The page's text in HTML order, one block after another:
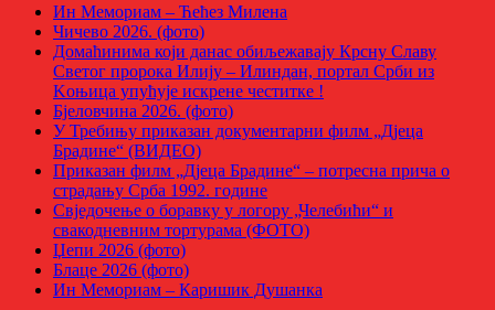
Ин Мемориам – Ћећез Милена
Чичево 2026. (фото)
Домаћинима који данас обиљежавају Крсну Славу
Светог пророка Илију – Илиндан, портал Срби из
Kоњица упућује искрене честитке !
Бјеловчина 2026. (фото)
У Требињу приказан документарни филм „Дјеца
Брадине“ (ВИДЕО)
Приказан филм „Дјеца Брадине“ – потресна прича о
страдању Срба 1992. године
Свједочење о боравку у логору „Челебићи“ и
свакодневним тортурама (ФОТО)
Џепи 2026 (фото)
Блаце 2026 (фото)
Ин Мемориам – Каришик Душанка